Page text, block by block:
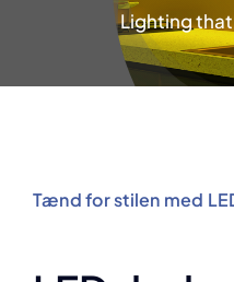
Lighting
Tænd for stilen med